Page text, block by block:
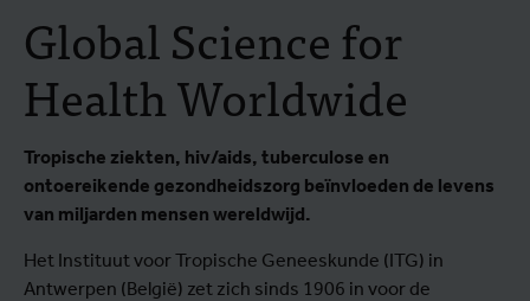
Global Science for
Health Worldwide
Tropische ziekten, hiv/aids, tuberculose en
ontoereikende gezondheidszorg beïnvloeden de levens
van miljarden mensen wereldwijd.
Het Instituut voor Tropische Geneeskunde (ITG) in
Antwerpen (België) zet zich sinds 1906 in voor de